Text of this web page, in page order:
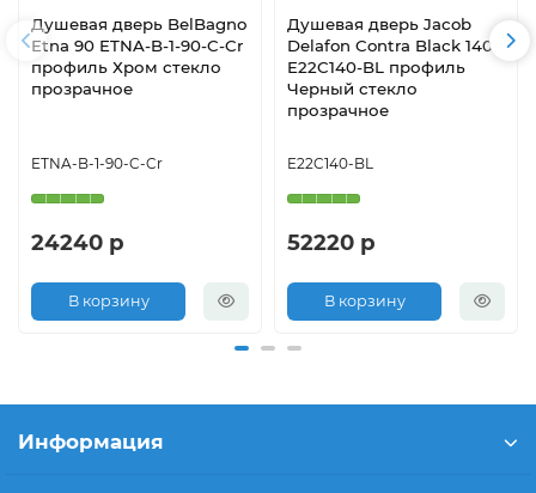
Душевая дверь BelBagno
Etna 90 ETNA-B-1-90-C-Cr
профиль Хром стекло
прозрачное
ETNA-B-1-90-C-Cr
24240 р
В корзину
Душевая дверь Jacob
Delafon Contra Black 140
E22C140-BL профиль
Черный стекло
прозрачное
E22C140-BL
52220 р
В корзину
Информация